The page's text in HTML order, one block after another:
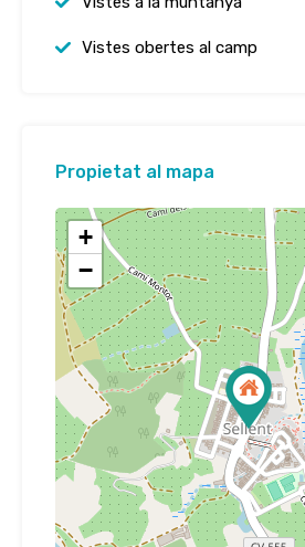
Vistes obertes al camp
Propietat al mapa
+
−